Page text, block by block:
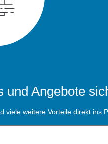
und Angebote
viele weitere Vorteile direkt ins